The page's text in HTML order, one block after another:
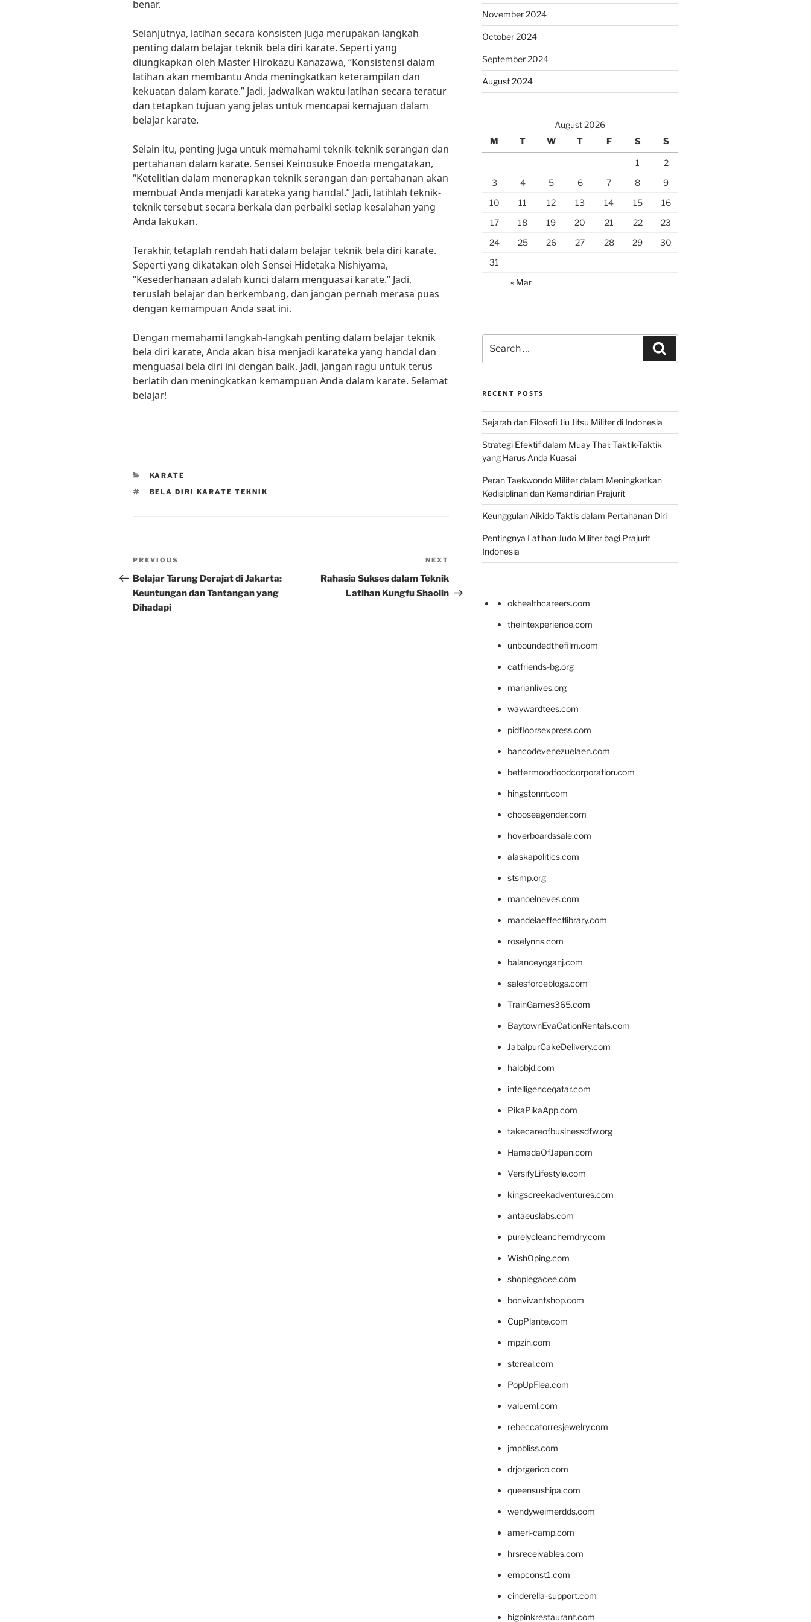
benar.
Selanjutnya, latihan secara konsisten juga merupakan langkah
penting dalam belajar teknik bela diri karate. Seperti yang
diungkapkan oleh Master Hirokazu Kanazawa, “Konsistensi dalam
latihan akan membantu Anda meningkatkan keterampilan dan
kekuatan dalam karate.” Jadi, jadwalkan waktu latihan secara teratur
dan tetapkan tujuan yang jelas untuk mencapai kemajuan dalam
belajar karate.
Selain itu, penting juga untuk memahami teknik-teknik serangan dan
pertahanan dalam karate. Sensei Keinosuke Enoeda mengatakan,
“Ketelitian dalam menerapkan teknik serangan dan pertahanan akan
membuat Anda menjadi karateka yang handal.” Jadi, latihlah teknik-
teknik tersebut secara berkala dan perbaiki setiap kesalahan yang
Anda lakukan.
Terakhir, tetaplah rendah hati dalam belajar teknik bela diri karate.
Seperti yang dikatakan oleh Sensei Hidetaka Nishiyama,
“Kesederhanaan adalah kunci dalam menguasai karate.” Jadi,
teruslah belajar dan berkembang, dan jangan pernah merasa puas
dengan kemampuan Anda saat ini.
Dengan memahami langkah-langkah penting dalam belajar teknik
bela diri karate, Anda akan bisa menjadi karateka yang handal dan
menguasai bela diri ini dengan baik. Jadi, jangan ragu untuk terus
berlatih dan meningkatkan kemampuan Anda dalam karate. Selamat
belajar!
CATEGORIES
KARATE
TAGS
BELA DIRI KARATE TEKNIK
Post
navigation
Previous
Post
PREVIOUS
Belajar Tarung Derajat di Jakarta:
Keuntungan dan Tantangan yang
Dihadapi
Post
NEXT
Rahasia Sukses dalam Teknik
Latihan Kungfu Shaolin
November 2024
October 2024
September 2024
August 2024
August 2026
M
T W T F S S
1
2
3
4 5 6 7 8
9
10
11 12 13 14 15
16
17
18 19 20 21 22
23
24
25 26 27 28 29
30
31
« Mar
for:
RECENT POSTS
Sejarah dan Filosofi Jiu Jitsu Militer di Indonesia
Strategi Efektif dalam Muay Thai: Taktik-Taktik
yang Harus Anda Kuasai
Peran Taekwondo Militer dalam Meningkatkan
Kedisiplinan dan Kemandirian Prajurit
Keunggulan Aikido Taktis dalam Pertahanan Diri
Pentingnya Latihan Judo Militer bagi Prajurit
Indonesia
okhealthcareers.com
theintexperience.com
unboundedthefilm.com
catfriends-bg.org
marianlives.org
waywardtees.com
pidfloorsexpress.com
bancodevenezuelaen.com
bettermoodfoodcorporation.com
hingstonnt.com
chooseagender.com
hoverboardssale.com
alaskapolitics.com
stsmp.org
manoelneves.com
mandelaeffectlibrary.com
roselynns.com
balanceyoganj.com
salesforceblogs.com
TrainGames365.com
BaytownEvaCationRentals.com
JabalpurCakeDelivery.com
halobjd.com
intelligenceqatar.com
PikaPikaApp.com
takecareofbusinessdfw.org
HamadaOfJapan.com
VersifyLifestyle.com
kingscreekadventures.com
antaeuslabs.com
purelycleanchemdry.com
WishOping.com
shoplegacee.com
bonvivantshop.com
CupPlante.com
mpzin.com
stcreal.com
PopUpFlea.com
valueml.com
rebeccatorresjewelry.com
jmpbliss.com
drjorgerico.com
queensushipa.com
wendyweimerdds.com
ameri-camp.com
hrsreceivables.com
empconst1.com
cinderella-support.com
bigpinkrestaurant.com